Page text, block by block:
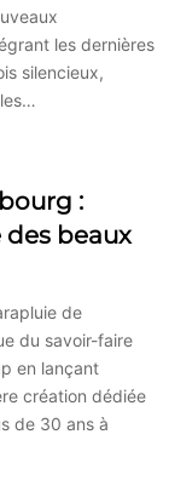
les dernières
silencieux,
:
des beaux
de
du savoir-faire
en lançant
création dédiée
de 30 ans à